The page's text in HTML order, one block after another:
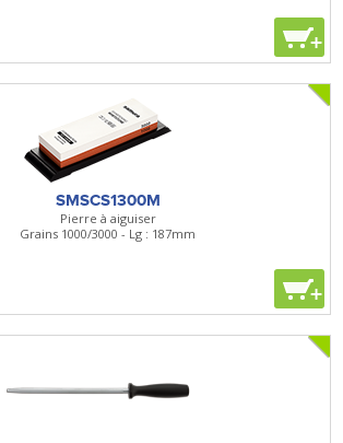
+
SMSCS1300M
Pierre à aiguiser
Grains 1000/3000 - Lg : 187mm
+